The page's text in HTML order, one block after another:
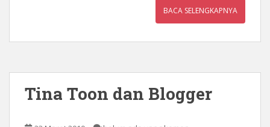
BACA SELENGKAPNYA
Tina Toon dan Blogger